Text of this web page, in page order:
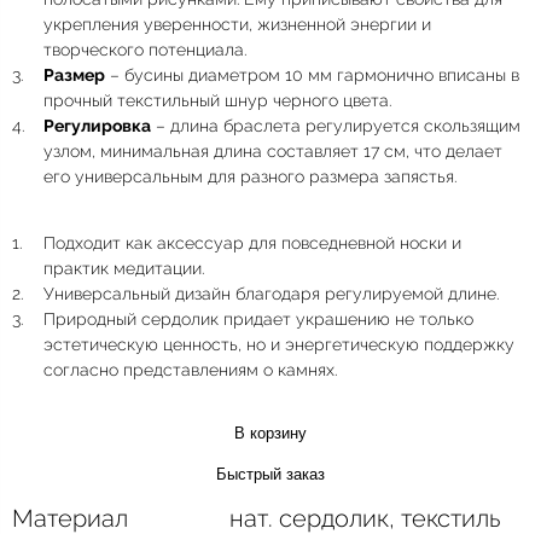
укрепления уверенности, жизненной энергии и
творческого потенциала.
Размер– бусины диаметром 10 мм гармонично вписаны в
прочный текстильный шнур черного цвета.
Регулировка– длина браслета регулируется скользящим
узлом, минимальная длина составляет 17 см, что делает
его универсальным для разного размера запястья.
Подходит как аксессуар для повседневной носки и
практик медитации.
Универсальный дизайн благодаря регулируемой длине.
Природный сердолик придает украшению не только
эстетическую ценность, но и энергетическую поддержку
согласно представлениям о камнях.
В корзину
Быстрый заказ
Материал
нат. сердолик, текстиль